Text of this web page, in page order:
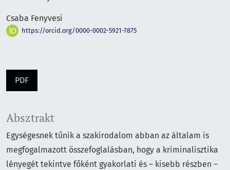
Csaba Fenyvesi
https://orcid.org/0000-0002-5921-7875
PDF
Absztrakt
Egységesnek tűnik a szakirodalom abban az általam is
megfogalmazott összefoglalásban, hogy a kriminalisztika
lényegét tekintve főként gyakorlati és – kisebb részben –